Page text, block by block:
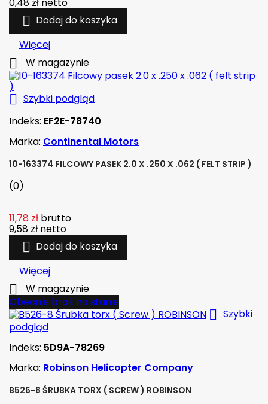
 Dodaj do koszyka
Więcej
 W magazynie
 Szybki podgląd
Indeks: EF2E-78740
Marka: Continental Motors
10-163374 FILCOWY PASEK 2.0 X .250 X .062 ( FELT STRIP )
(0)
11,78 zł brutto
9,58 zł netto
 Dodaj do koszyka
Więcej

W magazynie
Obecnie brak na stanie
 Szybki
podgląd
Indeks: 5D9A-78269
Marka: Robinson Helicopter Company
B526-8 ŚRUBKA TORX ( SCREW ) ROBINSON